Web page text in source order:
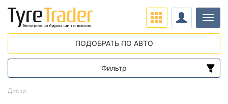
Диски
ПОДОБРАТЬ ПО АВТО
Фильтр